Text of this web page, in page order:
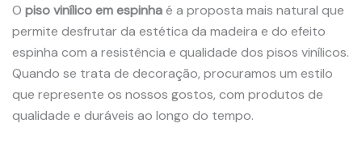
O piso vinílico em espinhaé a proposta mais natural que
permite desfrutar da estética da madeira e do efeito
espinha com a resistência e qualidade dos pisos vinílicos.
Quando se trata de decoração, procuramos um estilo
que represente os nossos gostos, com produtos de
qualidade e duráveis ​​ao longo do tempo.